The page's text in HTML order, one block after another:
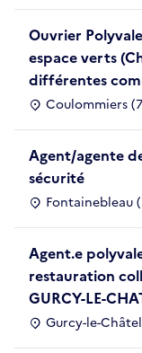
Ouvrier
espace verts
différentes
Coulommiers
Agent/agente
sécurité
Fontainebleau
Agent.e
restauration
GURCY-LE-
Gurcy-le-